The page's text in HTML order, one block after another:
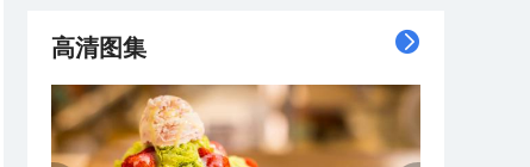
高清图集